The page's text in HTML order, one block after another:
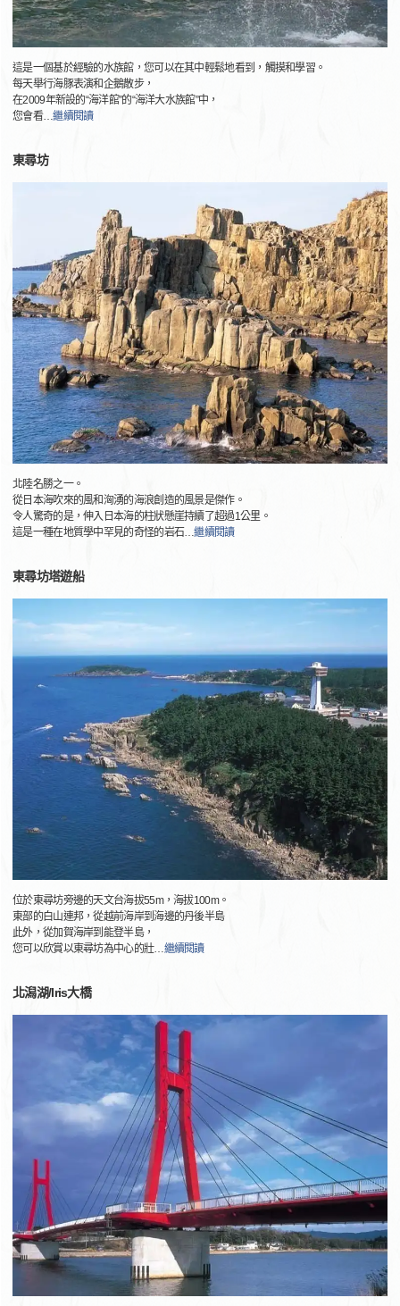
這是一個基於經驗的水族館，您可以在其中輕鬆地看到，觸摸和學習。
每天舉行海豚表演和企鵝散步，
在2009年新設的“海洋館”的“海洋大水族館”中，
您會看…繼續閱讀
東尋坊
北陸名勝之一。
從日本海吹來的風和洶湧的海浪創造的風景是傑作。
令人驚奇的是，伸入日本海的柱狀懸崖持續了超過1公里。
這是一種在地質學中罕見的奇怪的岩石…繼續閱讀
東尋坊塔遊船
位於東尋坊旁邊的天文台海拔55m，海拔100m。
東部的白山連邦，從越前海岸到海邊的丹後半島
此外，從加賀海岸到能登半島，
您可以欣賞以東尋坊為中心的壯…繼續閱讀
北潟湖/Iris大橋